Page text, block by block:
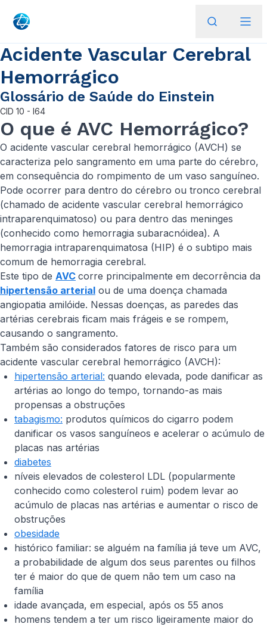
Acidente Vascular Cerebral
Hemorrágico
Glossário de Saúde do Einstein
CID 10 - I64
O que é AVC Hemorrágico?
O acidente vascular cerebral hemorrágico (AVCH) se
caracteriza pelo sangramento em uma parte do cérebro,
em consequência do rompimento de um vaso sanguíneo.
Pode ocorrer para dentro do cérebro ou tronco cerebral
(chamado de acidente vascular cerebral hemorrágico
intraparenquimatoso) ou para dentro das meninges
(conhecido como hemorragia subaracnóidea). A
hemorragia intraparenquimatosa (HIP) é o subtipo mais
comum de hemorragia cerebral.
Este tipo de AVC corre principalmente em decorrência da
hipertensão arterial ou de uma doença chamada
angiopatia amilóide. Nessas doenças, as paredes das
artérias cerebrais ficam mais frágeis e se rompem,
causando o sangramento.
Também são considerados fatores de risco para um
acidente vascular cerebral hemorrágico (AVCH):
hipertensão arterial: quando elevada, pode danificar as
artérias ao longo do tempo, tornando-as mais
propensas a obstruções
tabagismo: produtos químicos do cigarro podem
danificar os vasos sanguíneos e acelerar o acúmulo de
placas nas artérias
diabetes
níveis elevados de colesterol LDL (popularmente
conhecido como colesterol ruim) podem levar ao
acúmulo de placas nas artérias e aumentar o risco de
obstruções
obesidade
histórico familiar: se alguém na família já teve um AVC,
a probabilidade de algum dos seus parentes ou filhos
ter é maior do que de quem não tem um caso na
família
idade avançada, em especial, após os 55 anos
homens tendem a ter um risco ligeiramente maior do